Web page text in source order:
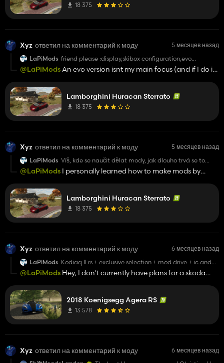
18 375
Xyz ответил на комментарий к моду
5 месяцев назад
LaPiMods friend please :display,skibox configuration,evo
configuration please friend
@LaPiModsAn evo version isnt my main focus (and if I do it
screen whenever I revamp the mod
Lamborghini Huracan Sterrato
18 375
Xyz ответил на комментарий к моду
5 месяцев назад
LaPiMods Víš, kde se naučit dělat mody, jak dlouho trvá se to
naučit a jak dlouho přibližně trvají mody?
@LaPiMods I personally learned how to make mods by
usually take my sweet time making mods since I
procrastinate a lot and also have school, but if I fully focus
on it I can get a mod done in 4-5 days.
Lamborghini Huracan Sterrato
18 375
Xyz ответил на комментарий к моду
6 месяцев назад
LaPiMods Kodiaq II rs + exclusive selection + mod drive + ic and
configuration : sunroof,motor,wheels 20´aero and more
please realistic mod🙏🙏🙏🙏🙏🙏
@LaPiMods Hey, I don't currently have plans for a skoda
currently a work in progress because I currently don't know
how to add IC.2018 Koenigsegg Agera RS
13 578
Xyz ответил на комментарий к моду
6 месяцев назад